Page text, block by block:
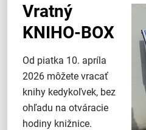
Vratný
KNIHO-BOX
Od piatka 10. apríla
2026 môžete vracať
knihy kedykoľvek, bez
ohľadu na otváracie
hodiny knižnice.